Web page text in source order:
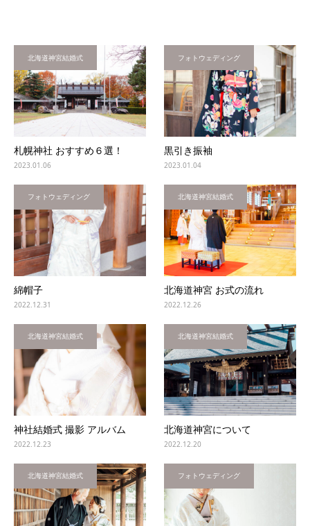
北海道神宮結婚式
札幌神社 おすすめ６選！
2023.01.06
フォトウェディング
黒引き振袖
2023.01.04
フォトウェディング
綿帽子
2022.12.31
北海道神宮結婚式
北海道神宮 お式の流れ
2022.12.26
北海道神宮結婚式
神社結婚式 撮影 アルバム
2022.12.23
北海道神宮結婚式
北海道神宮について
2022.12.20
北海道神宮結婚式 フォトウェディング